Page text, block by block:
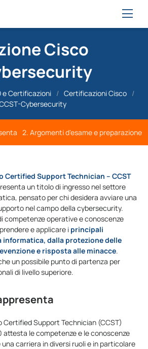
Cisco
e Certificazioni / Certificazioni Cisco /
Cybersecurity
2. Argomenti d'esame e preparazione
Certified Support Technician – CCST
un titolo di ingresso nel settore
pensato per chi desidera avviare una
nel campo della cybersecurity.
competenze operative e conoscenze
e applicare i principali
informatica, dalla protezione delle
e risposta alle minacce.
un possibile punto di partenza per
di livello superiore.
Certified Support Technician (CCST)
attesta le competenze e le conoscenze
carriera in diversi ruoli e in particolare